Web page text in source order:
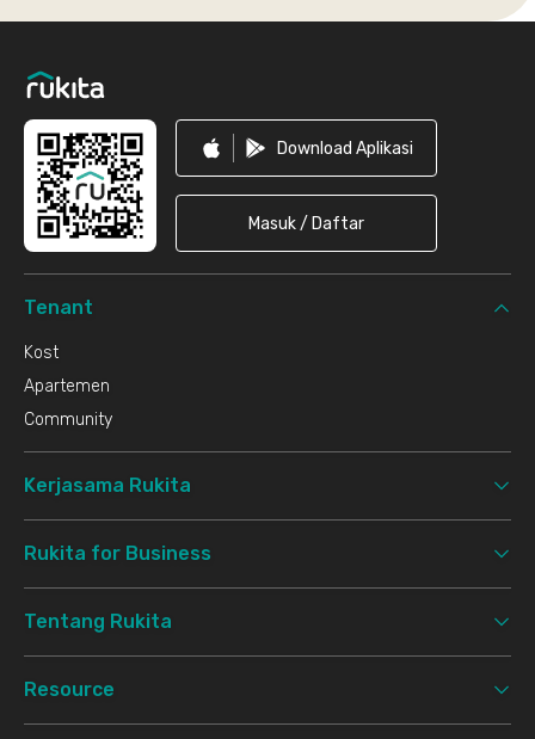
Download Aplikasi
Masuk / Daftar
Tenant
Kost
Apartemen
Community
Kerjasama Rukita
Rukita for Business
Tentang Rukita
Resource